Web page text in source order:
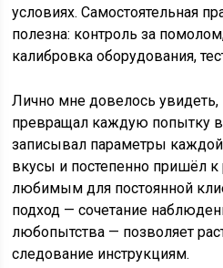
условиях. Самостоятельная
полезна: контроль за
калибровка оборудования,
Лично мне довелось увидеть,
превращал каждую попытку
записывал параметры каждой
вкусы и постепенно пришёл к
любимым для постоянной
подход — сочетание
любопытства — позволяет
следование инструкциям.